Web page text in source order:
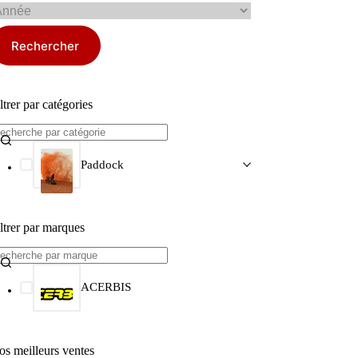
Rechercher
par catégories
Paddock
par marques
ACERBIS
meilleurs ventes